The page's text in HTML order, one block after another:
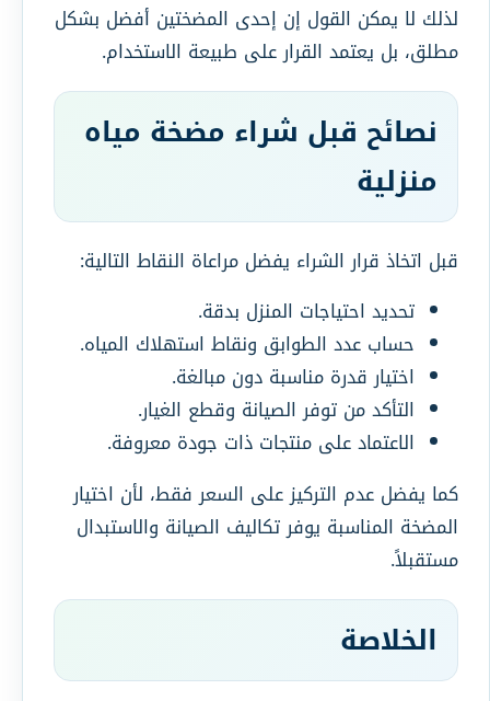
لذلك لا يمكن القول إن إحدى المضختين أفضل بشكل
مطلق، بل يعتمد القرار على طبيعة الاستخدام.
نصائح قبل شراء مضخة مياه
منزلية
قبل اتخاذ قرار الشراء يفضل مراعاة النقاط التالية:
تحديد احتياجات المنزل بدقة.
حساب عدد الطوابق ونقاط استهلاك المياه.
اختيار قدرة مناسبة دون مبالغة.
التأكد من توفر الصيانة وقطع الغيار.
الاعتماد على منتجات ذات جودة معروفة.
كما يفضل عدم التركيز على السعر فقط، لأن اختيار
المضخة المناسبة يوفر تكاليف الصيانة والاستبدال
مستقبلاً.
الخلاصة